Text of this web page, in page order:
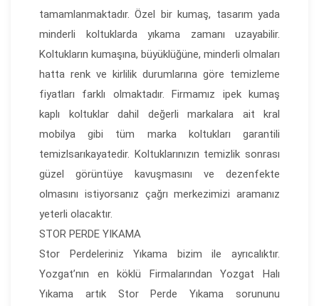
tamamlanmaktadır. Özel bir kumaş, tasarım yada
minderli koltuklarda yıkama zamanı uzayabilir.
Koltukların kumaşına, büyüklüğüne, minderli olmaları
hatta renk ve kirlilik durumlarına göre temizleme
fiyatları farklı olmaktadır. Firmamız ipek kumaş
kaplı koltuklar dahil değerli markalara ait kral
mobilya gibi tüm marka koltukları garantili
temizlsarıkayatedir. Koltuklarınızın temizlik sonrası
güzel görüntüye kavuşmasını ve dezenfekte
olmasını istiyorsanız çağrı merkezimizi aramanız
yeterli olacaktır.
STOR PERDE YIKAMA
Stor Perdeleriniz Yıkama bizim ile ayrıcalıktır.
Yozgat’nın en köklü Firmalarından Yozgat Halı
Yıkama artık Stor Perde Yıkama sorununu